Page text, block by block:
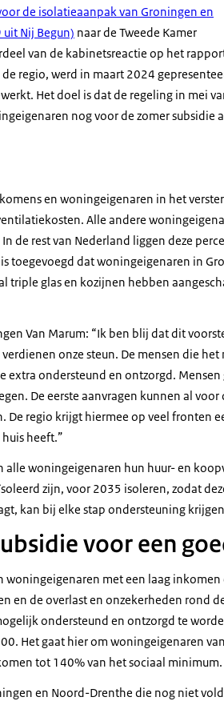
de isolatieaanpak van Groningen en
Nij Begun) naar de Tweede Kamer
van de kabinetsreactie op het
regio, werd in maart 2024
Het doel is dat de regeling in mei
nog voor de zomer subsidie
en woningeigenaren in het
Alle andere
de rest van Nederland liggen deze
toegevoegd dat woningeigenaren in
triple glas en kozijnen hebben
Van Marum:
Ik ben blij dat dit
onze steun. De mensen die
extra ondersteund en ontzorgd.
De eerste aanvragen kunnen al
De regio krijgt hiermee op veel fronten
heeft.
alle woningeigenaren hun huur- en
zijn, voor 2035 isoleren, zodat
kan bij elke stap ondersteuning
voor een
woningeigenaren met een laag
en de overlast en onzekerheden rond
ondersteund en ontzorgd te
Het gaat hier om woningeigenaren
tot 140% van het sociaal minimum.
en Noord-Drenthe die nog niet